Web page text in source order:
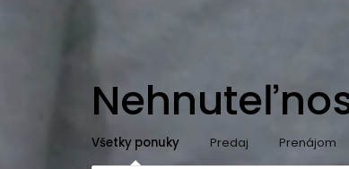
Všetky ponuky Predaj Prenájom